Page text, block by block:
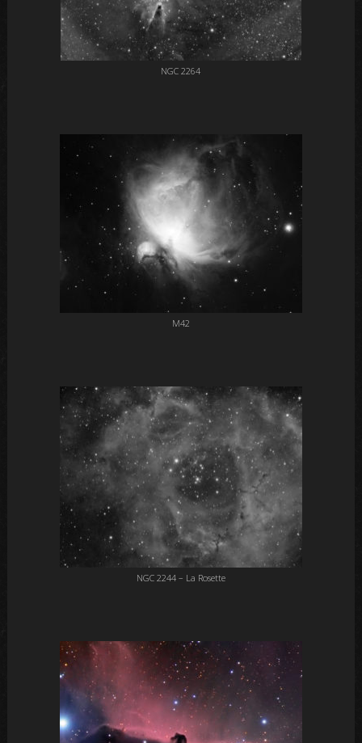
NGC 2264
M42
NGC 2244 – La Rosette